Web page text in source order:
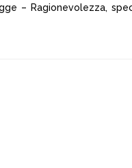
– Ragionevolezza,